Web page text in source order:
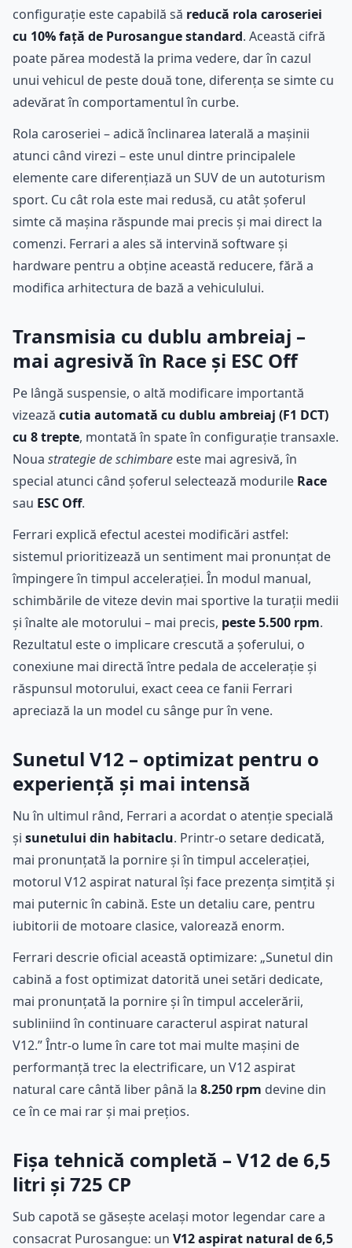
configurație este capabilă să reducă rola caroseriei
cu 10% față de Purosangue standard. Această cifră
poate părea modestă la prima vedere, dar în cazul
unui vehicul de peste două tone, diferența se simte cu
adevărat în comportamentul în curbe.
Rola caroseriei – adică înclinarea laterală a mașinii
atunci când virezi – este unul dintre principalele
elemente care diferențiază un SUV de un autoturism
sport. Cu cât rola este mai redusă, cu atât șoferul
simte că mașina răspunde mai precis și mai direct la
comenzi. Ferrari a ales să intervină software și
hardware pentru a obține această reducere, fără a
modifica arhitectura de bază a vehiculului.
Transmisia cu dublu ambreiaj –
mai agresivă în Race și ESC Off
Pe lângă suspensie, o altă modificare importantă
vizează cutia automată cu dublu ambreiaj (F1 DCT)
cu 8 trepte, montată în spate în configurație transaxle.
Noua strategie de schimbare este mai agresivă, în
special atunci când șoferul selectează modurile Race
sau ESC Off.
Ferrari explică efectul acestei modificări astfel:
sistemul prioritizează un sentiment mai pronunțat de
împingere în timpul accelerației. În modul manual,
schimbările de viteze devin mai sportive la turații medii
și înalte ale motorului – mai precis, peste 5.500 rpm.
Rezultatul este o implicare crescută a șoferului, o
conexiune mai directă între pedala de accelerație și
răspunsul motorului, exact ceea ce fanii Ferrari
apreciază la un model cu sânge pur în vene.
Sunetul V12 – optimizat pentru o
experiență și mai intensă
Nu în ultimul rând, Ferrari a acordat o atenție specială
și sunetului din habitaclu. Printr-o setare dedicată,
mai pronunțată la pornire și în timpul accelerației,
motorul V12 aspirat natural își face prezența simțită și
mai puternic în cabină. Este un detaliu care, pentru
iubitorii de motoare clasice, valorează enorm.
Ferrari descrie oficial această optimizare: „Sunetul din
cabină a fost optimizat datorită unei setări dedicate,
mai pronunțată la pornire și în timpul accelerării,
subliniind în continuare caracterul aspirat natural
V12.” Într-o lume în care tot mai multe mașini de
performanță trec la electrificare, un V12 aspirat
natural care cântă liber până la 8.250 rpm devine din
ce în ce mai rar și mai prețios.
Fișa tehnică completă – V12 de 6,5
litri și 725 CP
Sub capotă se găsește același motor legendar care a
consacrat Purosangue: un V12 aspirat natural de 6,5